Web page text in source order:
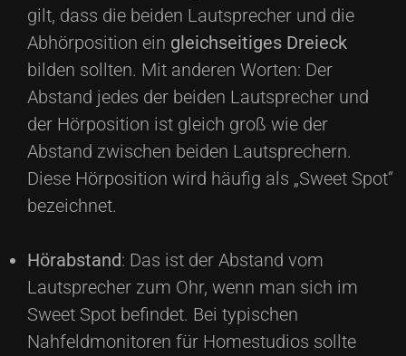
gilt, dass die beiden Lautsprecher und die
Abhörposition ein gleichseitiges Dreieck
bilden sollten. Mit anderen Worten: Der
Abstand jedes der beiden Lautsprecher und
der Hörposition ist gleich groß wie der
Abstand zwischen beiden Lautsprechern.
Diese Hörposition wird häufig als „Sweet Spot“
bezeichnet.
Hörabstand: Das ist der Abstand vom
Lautsprecher zum Ohr, wenn man sich im
Sweet Spot befindet. Bei typischen
Nahfeldmonitoren für Homestudios sollte